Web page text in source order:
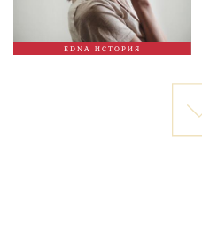
EDNA ИСТОРИЯ